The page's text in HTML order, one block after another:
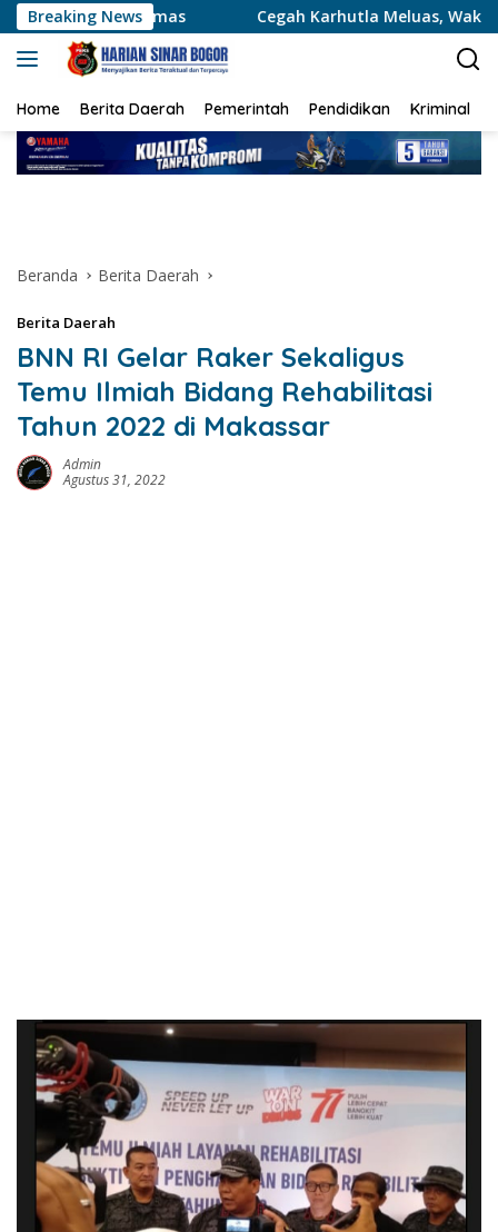
Langsung
ke
konten
Breaking NewsCegah Karhutla Meluas, Wakapolda Riau dan
Home Berita Daerah Pemerintah Pendidikan Kriminal
Beranda Berita Daerah
Berita Daerah
BNN RI Gelar Raker Sekaligus
Temu Ilmiah Bidang Rehabilitasi
Tahun 2022 di Makassar
Admin
Agustus 31, 2022